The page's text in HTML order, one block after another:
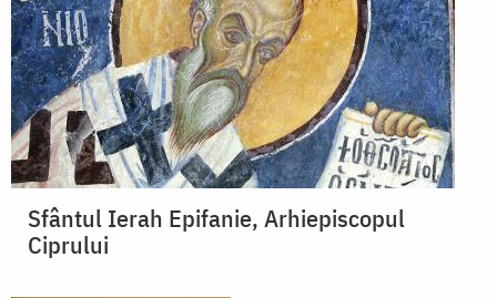
Sfântul Ierah Epifanie, Arhiepiscopul
Ciprului